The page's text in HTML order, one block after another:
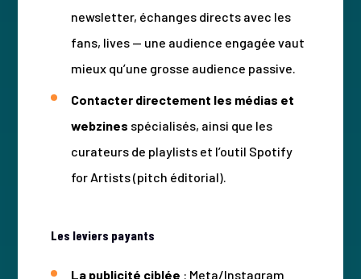
newsletter, échanges directs avec les
fans, lives — une audience engagée vaut
mieux qu’une grosse audience passive.
Contacter directement les médias et
webzines spécialisés, ainsi que les
curateurs de playlists et l’outil Spotify
for Artists (pitch éditorial).
Les leviers payants
La publicité ciblée : Meta/Instagram